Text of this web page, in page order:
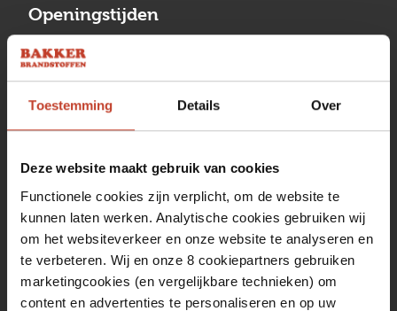
Toestemming Details Over
Deze website maakt gebruik van cookies
Functionele cookies zijn verplicht, om de website te
kunnen laten werken. Analytische cookies gebruiken wij
om het websiteverkeer en onze website te analyseren en
te verbeteren. Wij en onze 8 cookiepartners gebruiken
marketingcookies (en vergelijkbare technieken) om
content en advertenties te personaliseren en op uw
Openingstijden
Maandag
Dinsdag
08:00 tot 17:00
Woensdag
08:00 tot 17:00
Donderdag
08:00 tot 17:00
Vrijdag
08:00 tot 17:00
Zaterdag
09:30 tot 12:00
Zondag
Gesloten